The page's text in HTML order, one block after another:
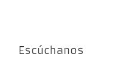
Escúchanos